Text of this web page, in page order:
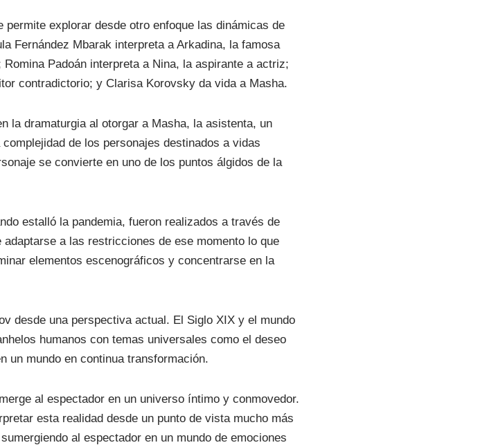
explorar desde otro enfoque las dinámicas de
Fernández Mbarak interpreta a Arkadina, la famosa
Padoán interpreta a Nina, la aspirante a actriz;
contradictorio; y Clarisa Korovsky da vida a Masha.
la dramaturgia al otorgar a Masha, la asistenta, un
de los personajes destinados a vidas
se convierte en uno de los puntos álgidos de la
estalló la pandemia, fueron realizados a través de
a las restricciones de ese momento lo que
elementos escenográficos y concentrarse en la
desde una perspectiva actual. El Siglo XIX y el mundo
humanos con temas universales como el deseo
un mundo en continua transformación.
al espectador en un universo íntimo y conmovedor.
esta realidad desde un punto de vista mucho más
al espectador en un mundo de emociones